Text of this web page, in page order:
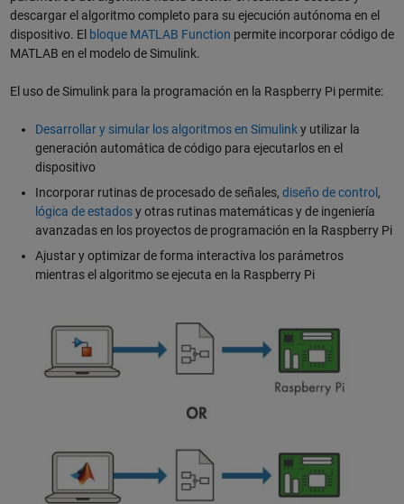
descargar el algoritmo completo para su ejecución autónoma en el
dispositivo. El bloque MATLAB Function permite incorporar código de
MATLAB en el modelo de Simulink.
El uso de Simulink para la programación en la Raspberry Pi permite:
Desarrollar y simular los algoritmos en Simulinky utilizar la
generación automática de código para ejecutarlos en el
dispositivo
Incorporar rutinas de procesado de señales, diseño de control ,
lógica de estadosy otras rutinas matemáticas y de ingeniería
avanzadas en los proyectos de programación en la Raspberry Pi
Ajustar y optimizar de forma interactiva los parámetros
mientras el algoritmo se ejecuta en la Raspberry Pi